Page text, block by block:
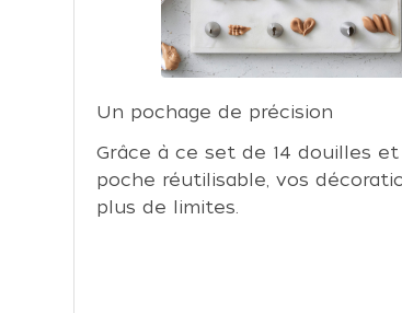
Un pochage de précision
Grâce à ce set de 14 douilles et
poche réutilisable, vos
plus de limites.